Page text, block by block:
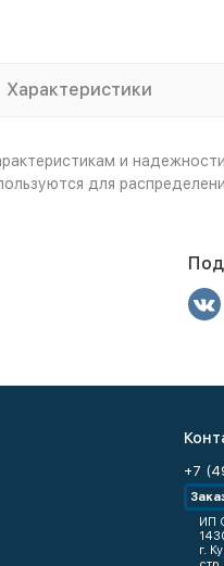
Характеристики
и
для
+7
ИП
г.